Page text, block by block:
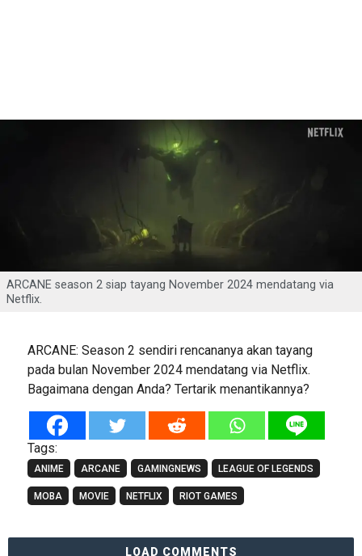
ARCANE season 2 siap tayang November 2024 mendatang via
Netflix.
ARCANE: Season 2 sendiri rencananya akan tayang
pada bulan November 2024 mendatang via Netflix.
Bagaimana dengan Anda? Tertarik menantikannya?
Tags:
ANIME ARCANE GAMINGNEWS LEAGUE OF LEGENDS
MOBA MOVIE NETFLIX RIOT GAMES
LOAD COMMENTS